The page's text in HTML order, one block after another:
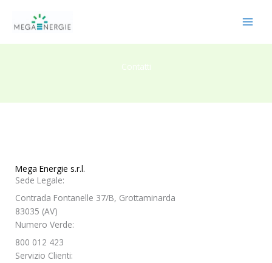
contenuto
Contatti
Mega Energie s.r.l.
Sede Legale:
Contrada Fontanelle 37/B, Grottaminarda
83035 (AV)
Numero Verde:
800 012 423
Servizio Clienti: